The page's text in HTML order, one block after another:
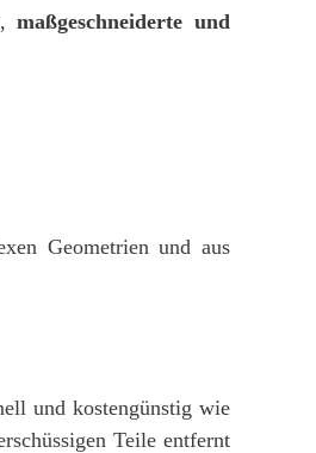
maßgeschneiderte und
Geometrien und aus
und kostengünstig wie
Teile entfernt